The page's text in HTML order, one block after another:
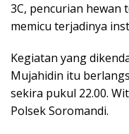
3C, pencurian hewan
memicu terjadinya
Kegiatan yang
Mujahidin itu
sekira pukul 22.00.
Polsek Soromandi.